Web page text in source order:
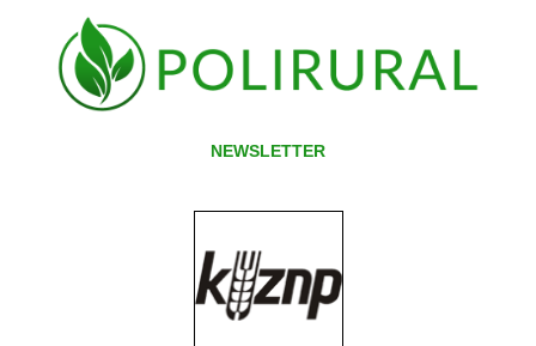
NEWSLETTER